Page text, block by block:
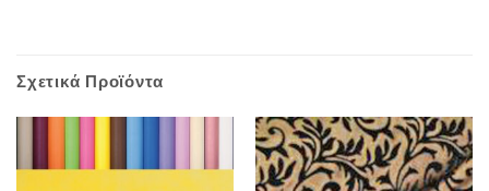
Σχετικά Προϊόντα